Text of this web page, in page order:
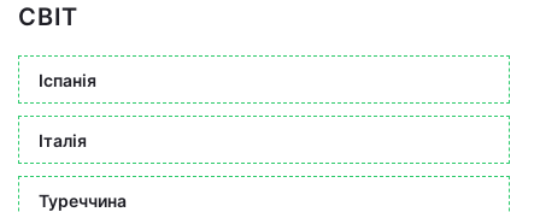
СВІТ
Іспанія
Італія
Туреччина